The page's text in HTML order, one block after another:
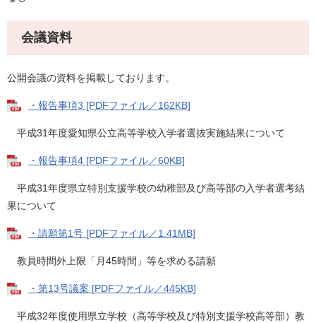
会議資料
公開会議の資料を掲載しております。
・報告事項3 [PDFファイル／162KB]
平成31年度愛知県公立高等学校入学者選抜実施結果について
・報告事項4 [PDFファイル／60KB]
平成31年度県立特別支援学校の幼稚部及び高等部の入学者選考結
果について
・請願第1号 [PDFファイル／1.41MB]
教員時間外上限「月45時間」等を求める請願
・第13号議案 [PDFファイル／445KB]
平成32年度使用県立学校（高等学校及び特別支援学校高等部）教